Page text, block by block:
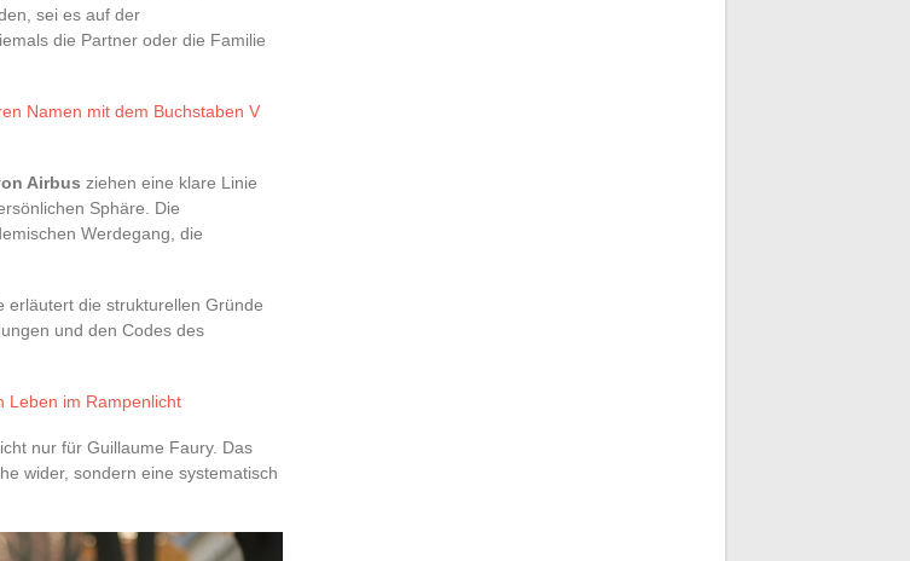
sei es auf der
die Partner oder die Familie
Namen mit dem Buchstaben V
Airbus ziehen eine klare Linie
Sphäre. Die
Werdegang, die
erläutert die strukturellen Gründe
und den Codes des
Leben im Rampenlicht
nur für Guillaume Faury. Das
wider, sondern eine systematisch